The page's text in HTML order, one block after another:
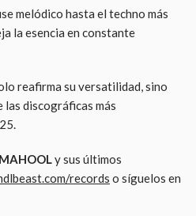
melódico hasta el techno más
la esencia en constante
reafirma su versatilidad, sino
las discográficas más
MAHOOLy sus últimos
records o síguelos en